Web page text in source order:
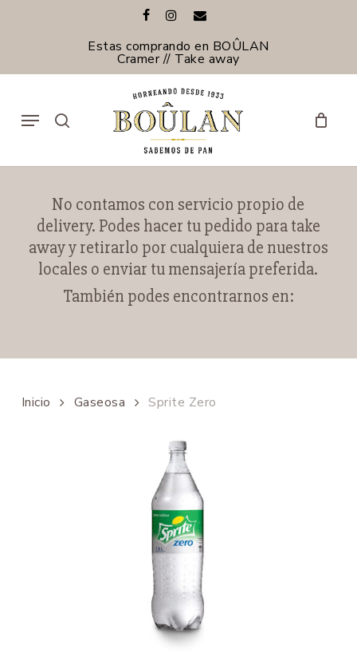
facebookinstagram
email
Estas comprando en BOÛLAN
Cramer // Take away
Menu
No contamos con servicio propio de
delivery. Podes hacer tu pedido para take
away y retirarlo por cualquiera de nuestros
locales o enviar tu mensajería preferida.
También podes encontrarnos en:
Inicio Gaseosa Sprite Zero